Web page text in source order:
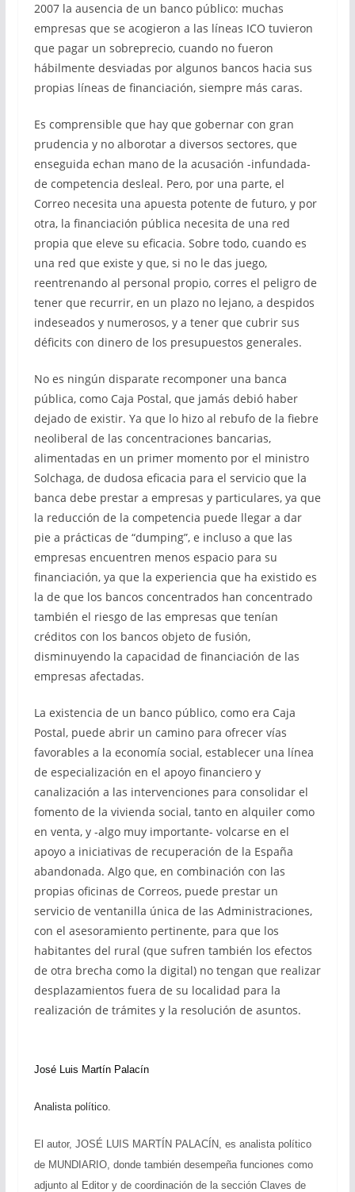
2007 la ausencia de un banco público: muchas
empresas que se acogieron a las líneas ICO tuvieron
que pagar un sobreprecio, cuando no fueron
hábilmente desviadas por algunos bancos hacia sus
propias líneas de financiación, siempre más caras.
Es comprensible que hay que gobernar con gran
prudencia y no alborotar a diversos sectores, que
enseguida echan mano de la acusación -infundada-
de competencia desleal. Pero, por una parte, el
Correo necesita una apuesta potente de futuro, y por
otra, la financiación pública necesita de una red
propia que eleve su eficacia. Sobre todo, cuando es
una red que existe y que, si no le das juego,
reentrenando al personal propio, corres el peligro de
tener que recurrir, en un plazo no lejano, a despidos
indeseados y numerosos, y a tener que cubrir sus
déficits con dinero de los presupuestos generales.
No es ningún disparate recomponer una banca
pública, como Caja Postal, que jamás debió haber
dejado de existir. Ya que lo hizo al rebufo de la fiebre
neoliberal de las concentraciones bancarias,
alimentadas en un primer momento por el ministro
Solchaga, de dudosa eficacia para el servicio que la
banca debe prestar a empresas y particulares, ya que
la reducción de la competencia puede llegar a dar
pie a prácticas de “dumping”, e incluso a que las
empresas encuentren menos espacio para su
financiación, ya que la experiencia que ha existido es
la de que los bancos concentrados han concentrado
también el riesgo de las empresas que tenían
créditos con los bancos objeto de fusión,
disminuyendo la capacidad de financiación de las
empresas afectadas.
La existencia de un banco público, como era Caja
Postal, puede abrir un camino para ofrecer vías
favorables a la economía social, establecer una línea
de especialización en el apoyo financiero y
canalización a las intervenciones para consolidar el
fomento de la vivienda social, tanto en alquiler como
en venta, y -algo muy importante- volcarse en el
apoyo a iniciativas de recuperación de la España
abandonada. Algo que, en combinación con las
propias oficinas de Correos, puede prestar un
servicio de ventanilla única de las Administraciones,
con el asesoramiento pertinente, para que los
habitantes del rural (que sufren también los efectos
de otra brecha como la digital) no tengan que realizar
desplazamientos fuera de su localidad para la
realización de trámites y la resolución de asuntos.
José Luis Martín Palacín
Analista político.
El autor, JOSÉ LUIS MARTÍN PALACÍN, es analista político
de MUNDIARIO, donde también desempeña funciones como
adjunto al Editor y de coordinación de la sección Claves de